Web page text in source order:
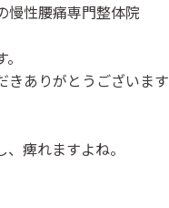
慢性腰痛専門整体院
きありがとうございます
痺れますよね。